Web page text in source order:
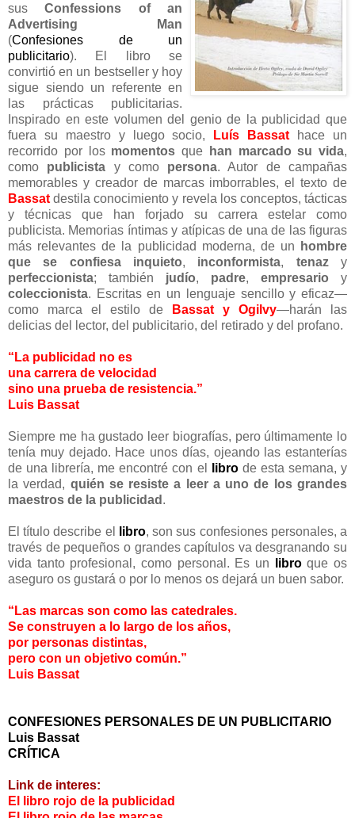
susConfessions of an
Advertising Man
(Confesiones de un
publicitario). El libro se
convirtió en un bestseller y hoy
sigue siendo un referente en
las prácticas publicitarias.
Inspirado en este volumen del genio de la publicidad que
fuera su maestro y luego socio,
Luís Bassat hace un
recorrido por los momentos que han marcado su vida,
como publicista y como persona. Autor de campañas
memorables y creador de marcas imborrables, el texto de
Bassat destila conocimiento y revela los conceptos, tácticas
y técnicas que han forjado su carrera estelar como
publicista. Memorias íntimas y atípicas de una de las figuras
más relevantes de la publicidad moderna, de un
hombre
que se confiesa inquieto, inconformista, tenazy
perfeccionista; también judío, padre, empresario y
coleccionista. Escritas en un lenguaje sencillo y eficaz—
como marca el estilo de
Bassat y Ogilvy—harán las
delicias del lector, del publicitario, del retirado y del profano.
“La publicidad no es
una carrera de velocidad
sino una prueba de resistencia.”
Luis Bassat
Siempre me ha gustado leer biografías, pero últimamente lo
tenía muy dejado. Hace unos días, ojeando las estanterías
de una librería, me encontré con el
librode esta semana, y
la verdad, quién se resiste a leer a uno de los grandes
maestros de la publicidad .
El título describe el libro, son sus confesiones personales, a
través de pequeños o grandes capítulos va desgranando su
vida tanto profesional, como personal. Es un
libroque os
aseguro os gustará o por lo menos os dejará un buen sabor.
“Las marcas son como las catedrales.
Se construyen a lo largo de los años,
por personas distintas,
pero con un objetivo común.”
Luis Bassat
CONFESIONES PERSONALES DE UN PUBLICITARIO
Luis Bassat
CRÍTICA
Link de interes:
El libro rojo de la publicidad